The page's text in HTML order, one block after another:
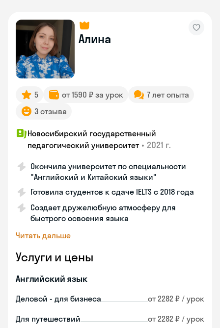
Алина
5 от 1590 ₽ за урок
7 лет опыта
3 отзыва
Новосибирский государственный
педагогический университет • 2021 г.
Окончила университет по специальности
"Английский и Китайский языки"
Готовила студентов к сдаче IELTS с 2018 года
Создает дружелюбную атмосферу для
быстрого освоения языка
Читать дальше
Услуги и цены
Английский язык
Деловой - для бизнеса от 2282 ₽ / урок
Для путешествий от 2282 ₽ / урок